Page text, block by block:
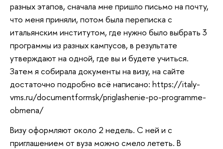
разных этапов, сначала мне пришло письмо на почту,
что меня приняли, потом была переписка с
итальянским институтом, где нужно было выбрать 3
программы из разных кампусов, в результате
утверждают на одной, где вы и будете учиться.
Затем я собирала документы на визу, на сайте
достаточно подробно всё написано: https://italy-
vms.ru/documentformsk/priglashenie-po-programme-
obmena/
Визу оформляют около 2 недель. С ней и с
приглашением от вуза можно смело лететь. В